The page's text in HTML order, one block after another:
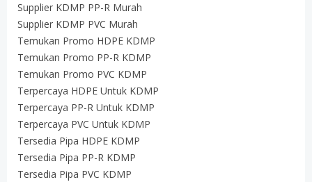
Supplier KDMP PP-R Murah
Supplier KDMP PVC Murah
Temukan Promo HDPE KDMP
Temukan Promo PP-R KDMP
Temukan Promo PVC KDMP
Terpercaya HDPE Untuk KDMP
Terpercaya PP-R Untuk KDMP
Terpercaya PVC Untuk KDMP
Tersedia Pipa HDPE KDMP
Tersedia Pipa PP-R KDMP
Tersedia Pipa PVC KDMP